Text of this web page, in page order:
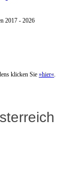
2017 - 2026
klicken Sie »hier«